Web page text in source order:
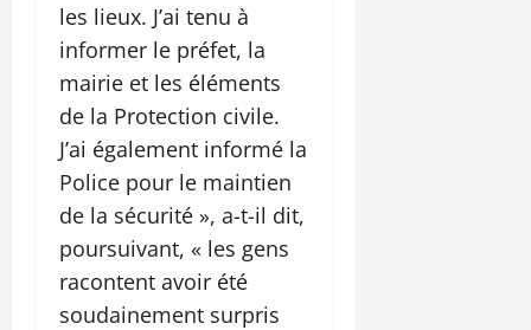
les lieux. J’ai tenu à
informer le préfet, la
mairie et les éléments
de la Protection civile.
J’ai également informé la
Police pour le maintien
de la sécurité », a-t-il dit,
poursuivant, « les gens
racontent avoir été
soudainement surpris